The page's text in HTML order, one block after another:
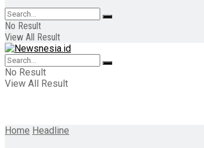
No Result
View All Result
No Result
View All Result
Home Headline